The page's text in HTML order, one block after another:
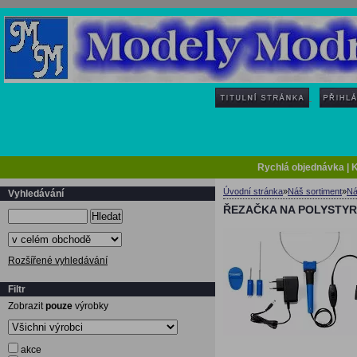
Rychlá objednávka
Vyhledávání
Hledat
Rozšířené vyhledávání
Filtr
Zobrazitpouze výrobky
akce
Úvodní stránka»Náš sortiment»
ŘEZAČKA NA